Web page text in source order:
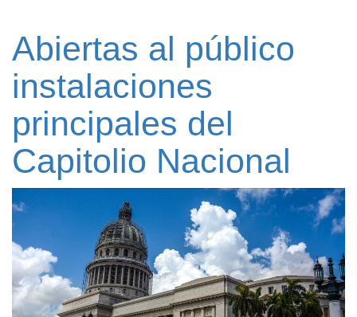
Abiertas al público
instalaciones
principales del
Capitolio Nacional